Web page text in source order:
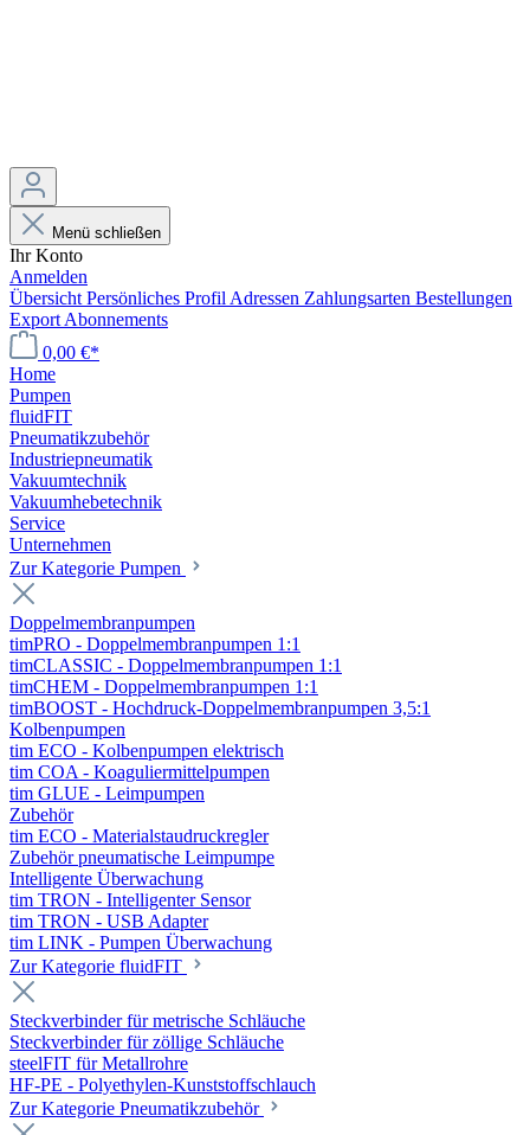
Menü schließen
Ihr Konto
Anmelden
Übersicht Persönliches Profil Adressen Zahlungsarten Bestellungen
Export Abonnements
0,00 €*
Home
Pumpen
fluidFIT
Pneumatikzubehör
Industriepneumatik
Vakuumtechnik
Vakuumhebetechnik
Service
Unternehmen
Zur Kategorie Pumpen
Doppelmembranpumpen
timPRO - Doppelmembranpumpen 1:1
timCLASSIC - Doppelmembranpumpen 1:1
timCHEM - Doppelmembranpumpen 1:1
timBOOST - Hochdruck-Doppelmembranpumpen 3,5:1
Kolbenpumpen
tim ECO - Kolbenpumpen elektrisch
tim COA - Koaguliermittelpumpen
tim GLUE - Leimpumpen
Zubehör
tim ECO - Materialstaudruckregler
Zubehör pneumatische Leimpumpe
Intelligente Überwachung
tim TRON - Intelligenter Sensor
tim TRON - USB Adapter
tim LINK - Pumpen Überwachung
Zur Kategorie fluidFIT
Steckverbinder für metrische Schläuche
Steckverbinder für zöllige Schläuche
steelFIT für Metallrohre
HF-PE - Polyethylen-Kunststoffschlauch
Zur Kategorie Pneumatikzubehör